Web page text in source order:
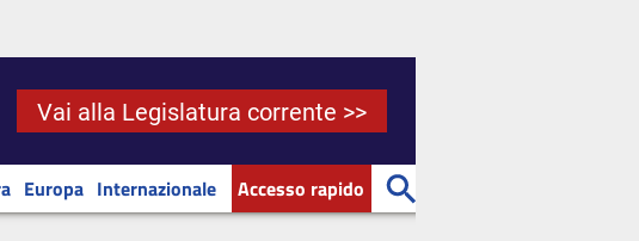
Vai alla Legislatura corrente >>
Europa Internazionale Accesso rapido